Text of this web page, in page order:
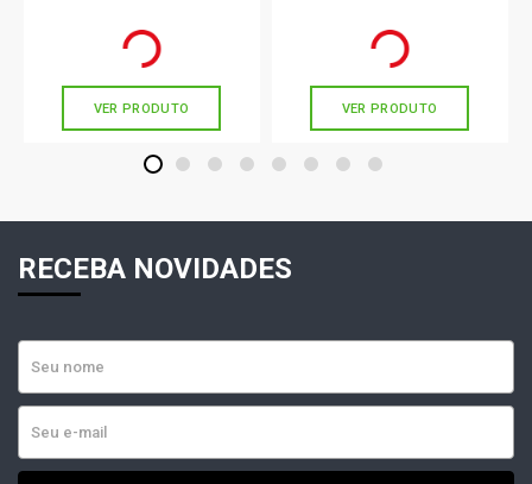
em até 4x de
VER PRODUTO
em até 4x de
VER PRODUTO
1 2 3 4 5 6 7 8
RECEBA NOVIDADES